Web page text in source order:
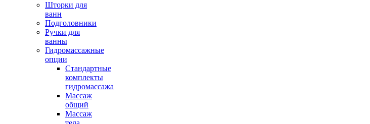
Шторки для
ванн
Подголовники
Ручки для
ванны
Гидромассажные
опции
Стандартные
комплекты
гидромассажа
Массаж
общий
Массаж